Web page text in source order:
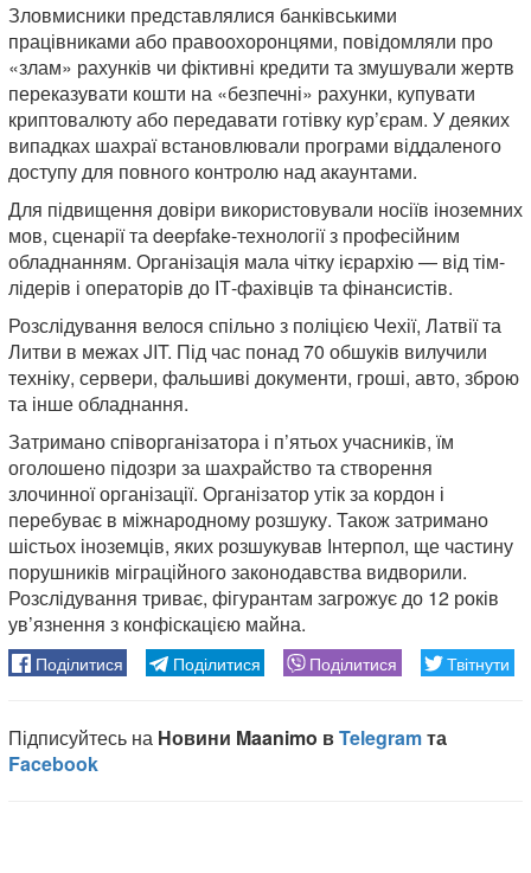
Зловмисники представлялися банківськими
працівниками або правоохоронцями, повідомляли про
«злам» рахунків чи фіктивні кредити та змушували жертв
переказувати кошти на «безпечні» рахунки, купувати
криптовалюту або передавати готівку кур’єрам. У деяких
випадках шахраї встановлювали програми віддаленого
доступу для повного контролю над акаунтами.
Для підвищення довіри використовували носіїв іноземних
мов, сценарії та deepfake-технології з професійним
обладнанням. Організація мала чітку ієрархію — від тім-
лідерів і операторів до ІТ-фахівців та фінансистів.
Розслідування велося спільно з поліцією Чехії, Латвії та
Литви в межах JIT. Під час понад 70 обшуків вилучили
техніку, сервери, фальшиві документи, гроші, авто, зброю
та інше обладнання.
Затримано співорганізатора і п’ятьох учасників, їм
оголошено підозри за шахрайство та створення
злочинної організації. Організатор утік за кордон і
перебуває в міжнародному розшуку. Також затримано
шістьох іноземців, яких розшукував Інтерпол, ще частину
порушників міграційного законодавства видворили.
Розслідування триває, фігурантам загрожує до 12 років
ув’язнення з конфіскацією майна.